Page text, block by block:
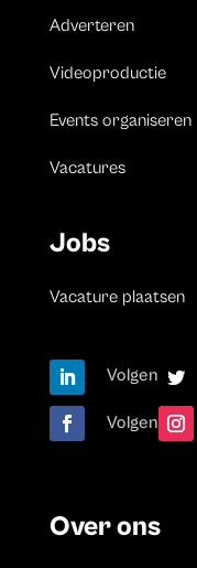
Adverteren
Videoproductie
Events organiseren
Vacatures
Jobs
Vacature plaatsen
Volgen
Volgen
Over ons